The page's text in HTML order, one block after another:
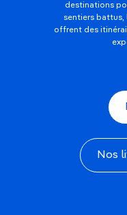
destinations
sentiers battus,
offrent des
Nos